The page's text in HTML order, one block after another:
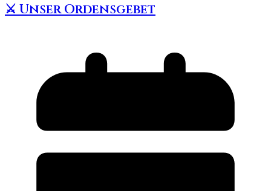
⚔️ Unser Ordensgebet